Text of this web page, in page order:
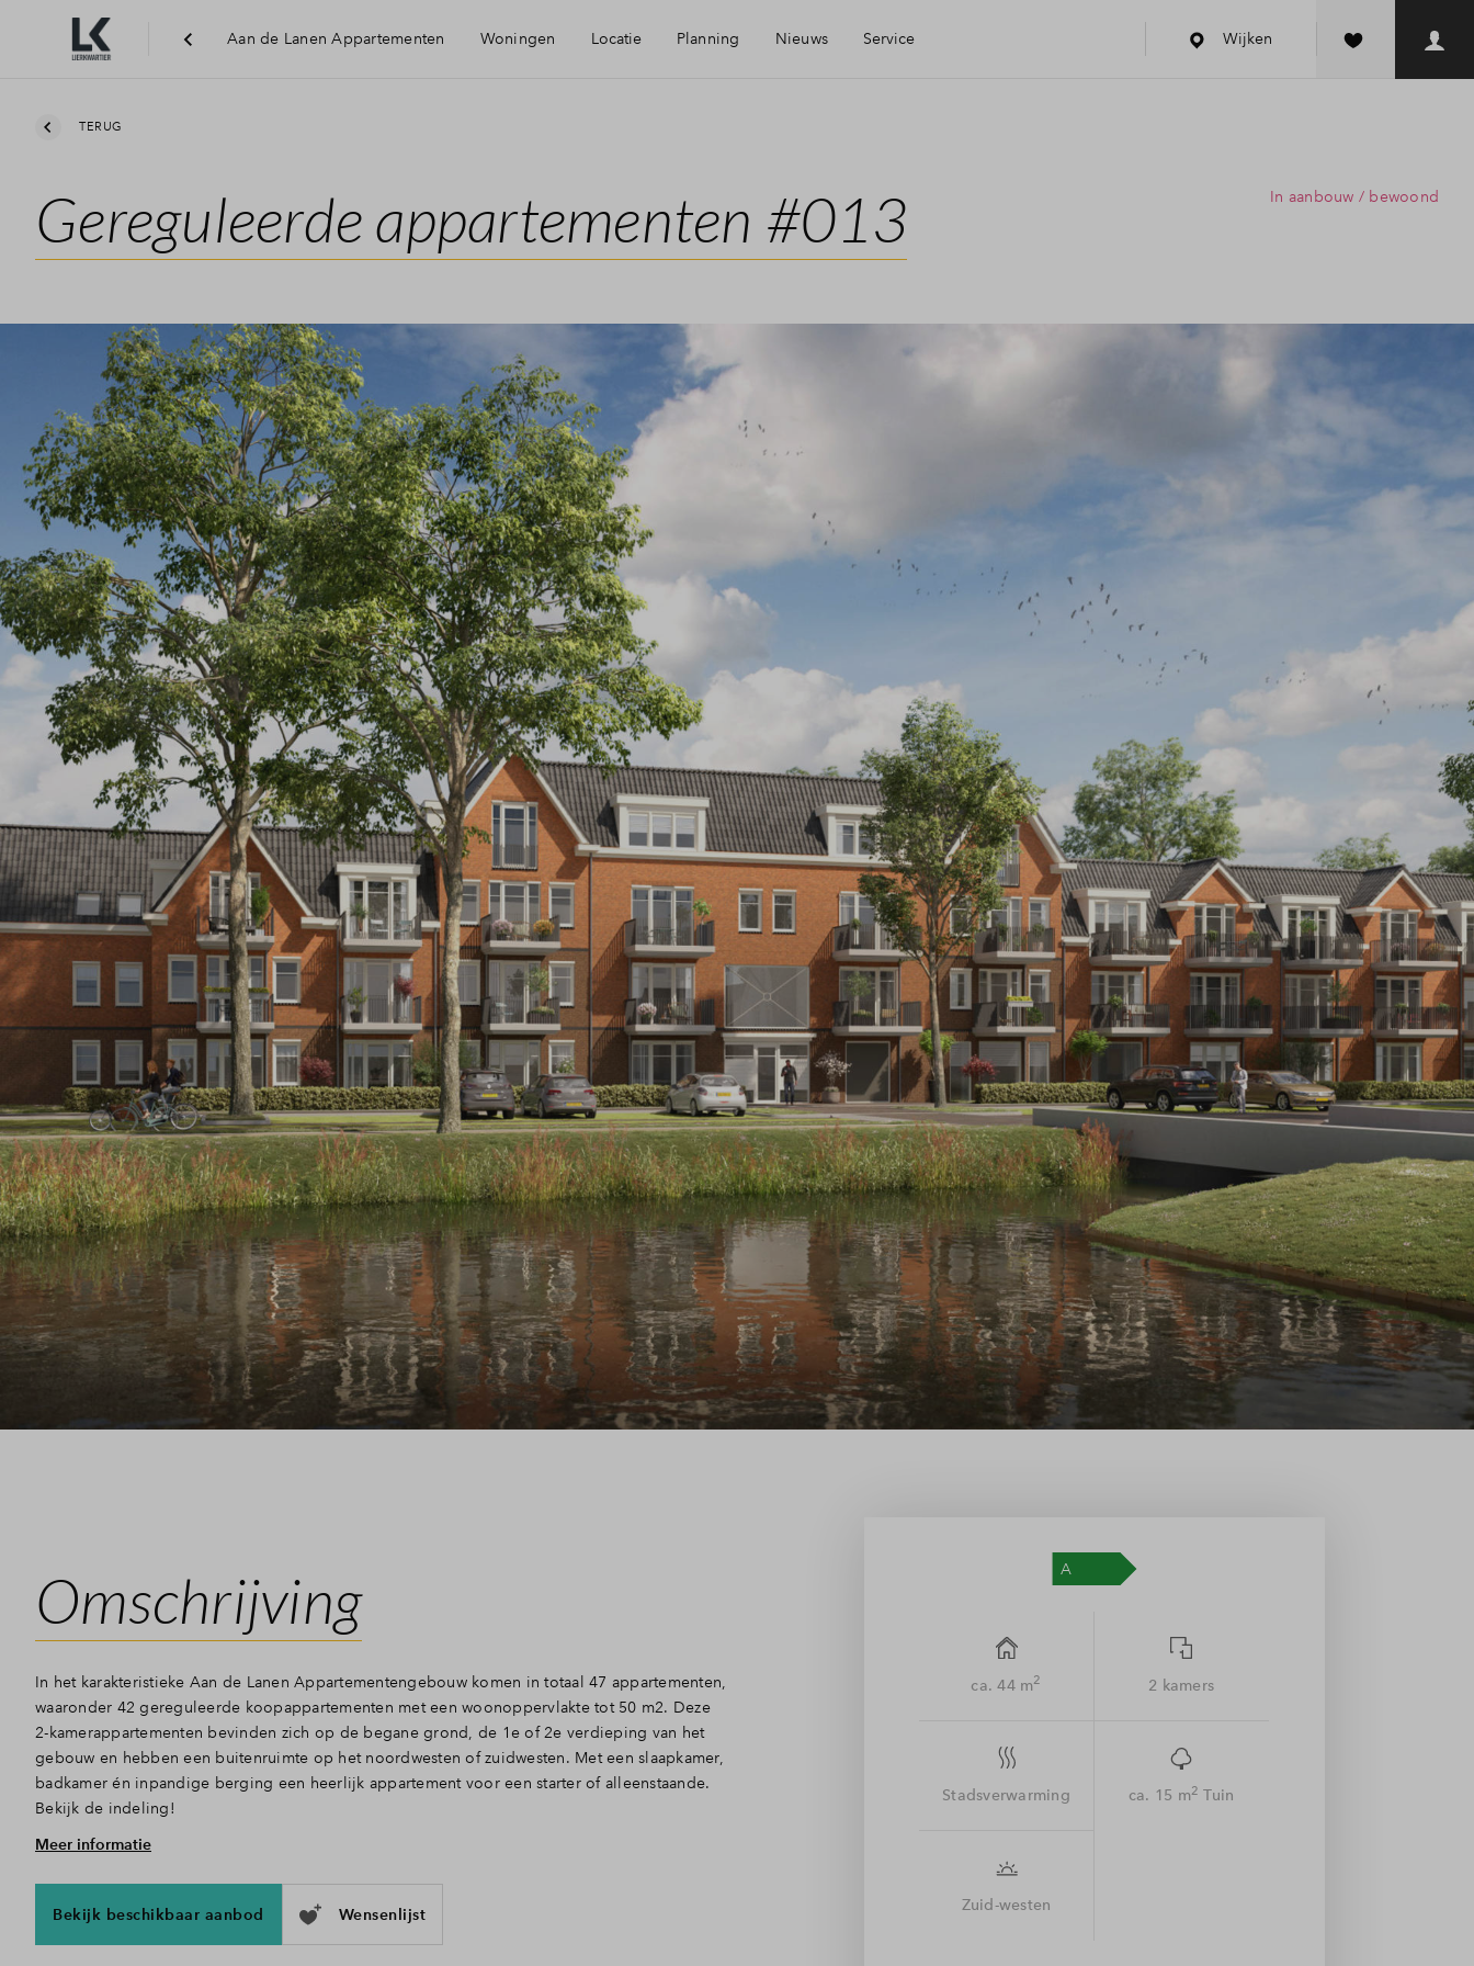
Aan de Lanen Appartementen Woningen Locatie Planning Nieuws Service
Financiering
Wijken
TERUG
Gereguleerde appartementen #013 In aanbouw / bewoond
Omschrijving
In het karakteristieke Aan de Lanen Appartementengebouw komen in totaal 47 appartementen,
waaronder 42 gereguleerde koopappartementen met een woonoppervlakte tot 50 m2. Deze
2-kamerappartementen bevinden zich op de begane grond, de 1e of 2e verdieping van het
gebouw en hebben een buitenruimte op het noordwesten of zuidwesten. Met een slaapkamer,
badkamer én inpandige berging een heerlijk appartement voor een starter of alleenstaande.
Bekijk de indeling!
Van alle gemakken voorzien
voorzien. De entree van deze woningen bevindt zich aan de kant van het binnenterrein; op de
begane grond of aan de galerij. Je komt binnen in de hal, die toegang biedt tot de
slaapkamer en de badkamer, die is voorzien van douche, wastafel en toilet. Door de deur
Meer informatie
Bekijk beschikbaar aanbod Wensenlijst
ca. 44 m2 2 kamers
Stadsverwarming ca. 15 m2 Tuin
Zuid-westen